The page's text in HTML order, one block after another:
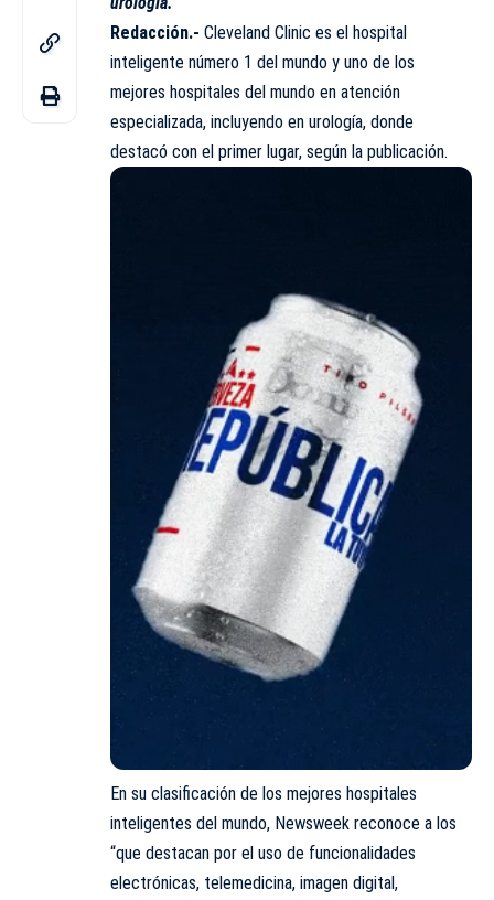
Redacción.- Cleveland Clinic es el hospital
inteligente número 1 del mundo y uno de los
mejores hospitales del mundo en atención
especializada, incluyendo en urología, donde
destacó con el primer lugar, según la publicación.
En su clasificación de los mejores hospitales
inteligentes del mundo, Newsweek reconoce a los
“que destacan por el uso de funcionalidades
electrónicas, telemedicina, imagen digital,